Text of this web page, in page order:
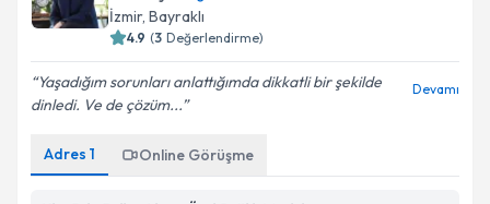
İzmir, Bayraklı
4.9 (3 Değerlendirme)
Yaşadığım sorunları anlattığımda dikkatli bir şekilde
dinledi. Ve de çözüm...
Devamı
Adres 1 Online Görüşme